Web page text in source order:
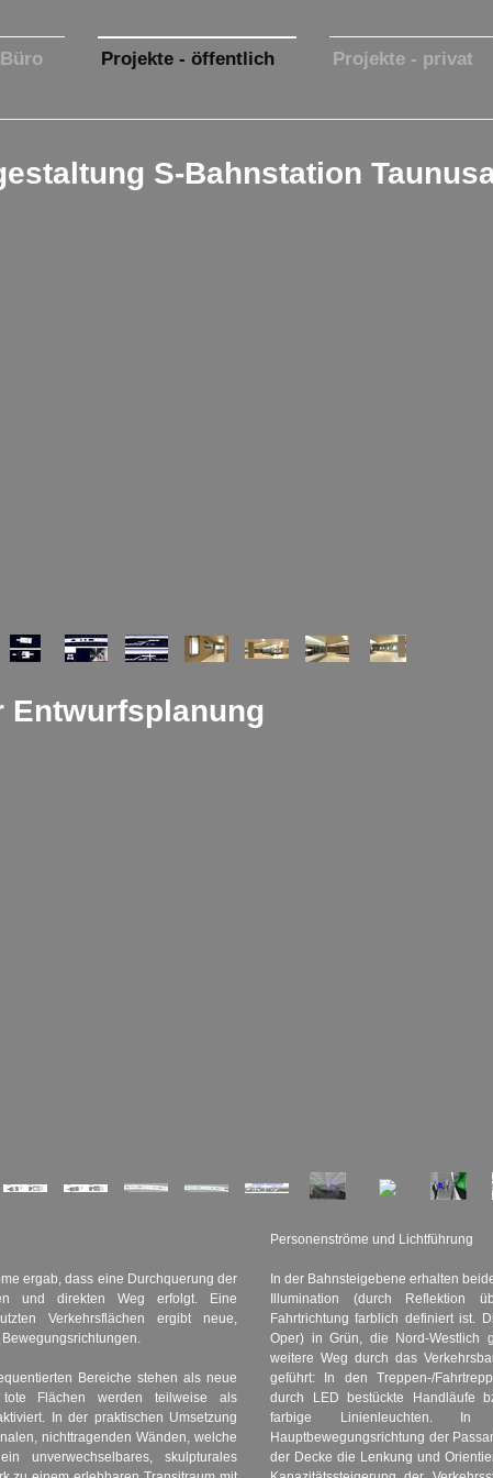
Büro Projekte - öffentlich Projekte - privat
S-Bahnstation
Entwurfsplanung
ergab, dass eine Durchquerung der
und direkten Weg erfolgt. Eine
Verkehrsflächen ergibt neue,
Bereiche stehen als neue
tote Flächen werden teilweise als
In der praktischen Umsetzung
nichttragenden Wänden, welche
unverwechselbares, skulpturales
Personenströme und Lichtführung
In der Bahnsteigebene erhalten
Illumination (durch Reflektion
Fahrtrichtung farblich definiert ist.
Oper) in Grün, die Nord-Westlich
weitere Weg durch das
geführt: In den Treppen-/
durch LED bestückte Handläufe
farbige Linienleuchten.
Hauptbewegungsrichtung der
der Decke die Lenkung und